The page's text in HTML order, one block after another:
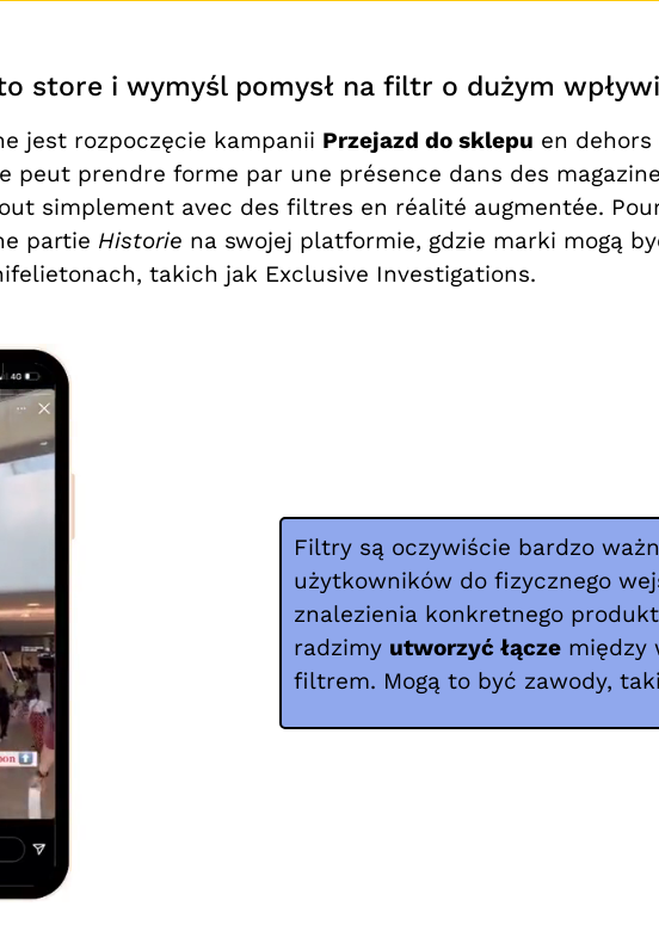
store i wymyśl pomysł na filtr o dużym
jest rozpoczęcie kampanii Przejazd do sklepu en dehors
peut prendre forme par une présence dans des
simplement avec des filtres en réalité augmentée.
partie Historie na swojej platformie, gdzie marki mogą
takich jak Exclusive Investigations.
Filtry są oczywiście bardzo
użytkowników do fizycznego
znalezienia konkretnego
radzimy utworzyć łącze między
filtrem. Mogą to być zawody,